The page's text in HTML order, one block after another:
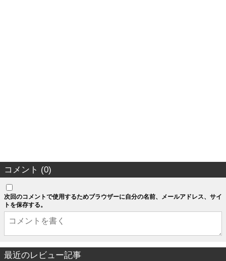
コメント (0)
次回のコメントで使用するためブラウザーに自分の名前、メールアドレス、サイ
トを保存する。
最近のレビュー記事